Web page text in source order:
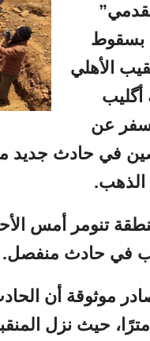
بسقوط
الأهلي
عن
في حادث جديد
الذهب.
تنومر أمس
في حادث منفصل.
موثوقة أن
30 مترًا، حيث نزل